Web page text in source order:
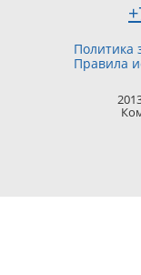
Политика
Правила